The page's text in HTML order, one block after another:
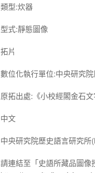
類型:炊器
型式:靜態圖像
拓片
數位化執行單位:中央研究
原拓出處:《小校經閣金石文
中文
中央研究院歷史語言研究所
請連結至「史語所藏品圖像